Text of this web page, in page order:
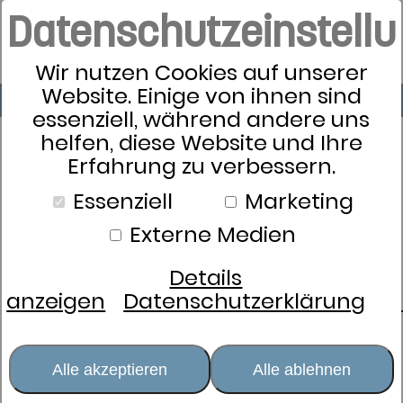
Wir nutzen Cookies auf unserer
Website. Einige von ihnen sind
essenziell, während andere uns
helfen, diese Website und Ihre
Erfahrung zu verbessern.
Essenziell
Marketing
Externe Medien
Details
anzeigen Datenschutzerklärung
Alle akzeptieren Alle ablehnen